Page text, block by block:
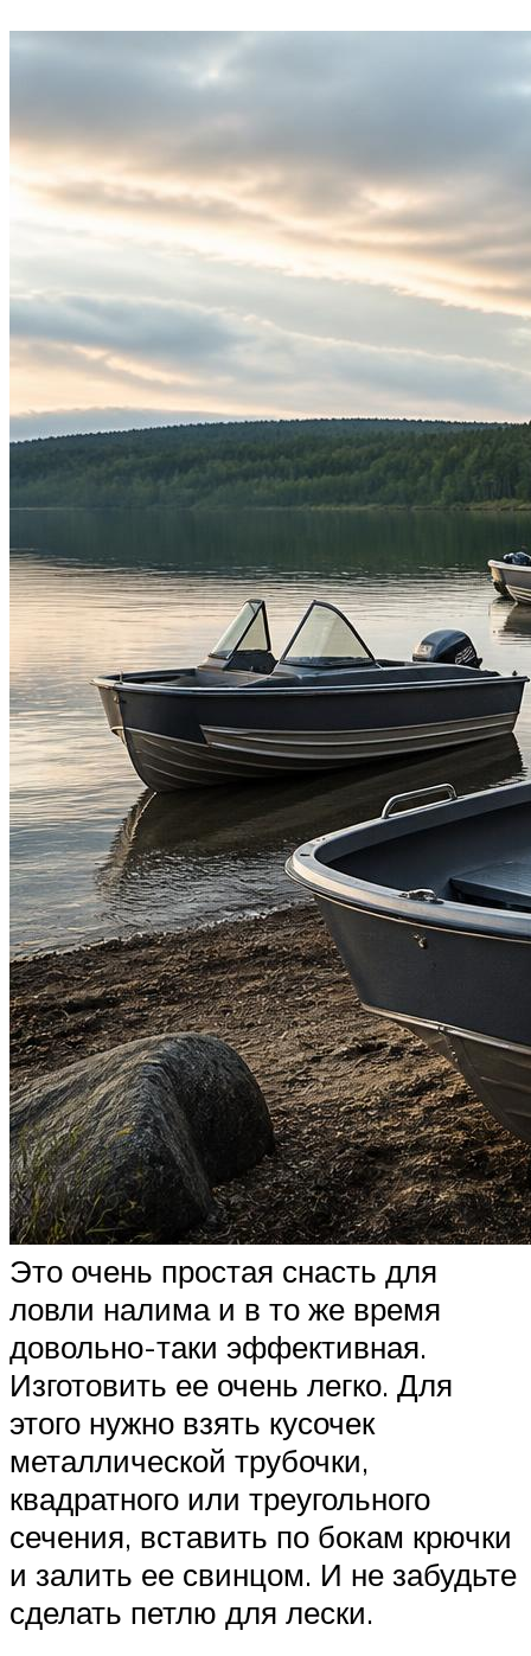
Это очень простая снасть для
ловли налима и в то же время
довольно-таки эффективная.
Изготовить ее очень легко. Для
этого нужно взять кусочек
металлической трубочки,
квадратного или треугольного
сечения, вставить по бокам крючки
и залить ее свинцом. И не забудьте
сделать петлю для лески.